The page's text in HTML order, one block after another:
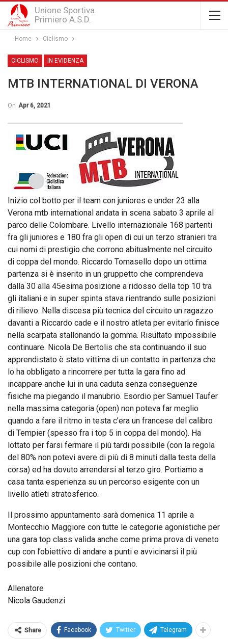
Unione Sportiva
Primiero A.S.D.
Home Ciclismo
CICLISMO IN EVIDENZA
MTB INTERNATIONAL DI VERONA
On Apr 6, 2021
Inizio col botto per il team con juniores e under 23 alla
Verona mtb international andata in scena sabato 3 aprile al
parco delle Colombare. Livello internazionale 168 partenti
fra gli juniores e 180 fra gli open di cui un terzo stranieri tra
cui nomi di prestigio che corrono abitualmente nel circuito
di coppa del mondo. Riccardo Tomasello dopo un ottima
partenza si è inserito in un gruppetto che comprendeva
dalla 30 alla 45esima posizione a ridosso della top 10 tra
gli italiani e in super spinta stava rientrando sulle posizioni
di rilievo. Nella discesa più tecnica del circuito un ragazzo
davanti a Riccardo cade e il nostro atleta per evitarlo finisce
nella scarpata stallonando la gomma. Risultato impossibile
continuare. Nicola De Bertolis che sta continuando il suo
apprendistato è stato vittima di un contatto in partenza che
lo ha obbligato a rincorrere per tutta la gara fino ad
incappare anche lui in una caduta senza conseguenze
fisiche ma piegando il manubrio. Esordio per Samuel Taufer
nella massima categoria (open) non poteva far meglio
quando a fare il ritmo in testa c’era un francese del calibro
di Tempier (spesso fra i top 5 in coppa del mondo). Ha
lottato per farsi fermare il più tardi possibile (con la regola
del 80% non potevi avere di più di 8 minuti dalla testa della
corsa) ed ha dovuto arrendersi al terzo giro. Portiamo a
casa tanta esperienza su un percorso esigente con un
livello atleti stratosferico.
Il prossimo appuntamento sarà domenica 11 aprile a
Montecchio Maggiore con tutte le categorie agonistiche per
una gara top class valida anche come prima prova di veneto
cup con l’obiettivo di andare a punti e avvicinarsi il più
possibile alle posizioni che contano.
Allenatore
Nicola Gaudenzi
Share Facebook Twitter Telegram